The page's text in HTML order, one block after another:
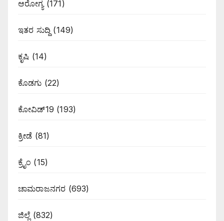
ಆರೋಗ್ಯ(171)
ಇತರ ಸುದ್ದಿ (149)
ಕೃಷಿ (14)
ಕೊಡಗು (22)
ಕೋವಿಡ್19 (193)
ಕ್ರೀಡೆ (81)
ಕ್ರೈಂ (15)
ಚಾಮರಾಜನಗರ (693)
ಜಿಲ್ಲೆ (832)